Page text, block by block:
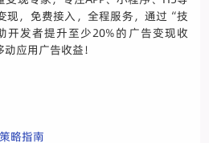
现，免费接入，全程服务，通过“技
发者提升至少20%的广告变现收
应用广告收益！
略指南